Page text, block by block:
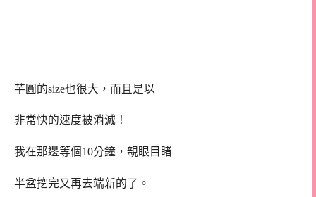
芋圓的size也很大，而且是以
非常快的速度被消滅！
我在那邊等個10分鐘，親眼目睹
半盆挖完又再去端新的了。